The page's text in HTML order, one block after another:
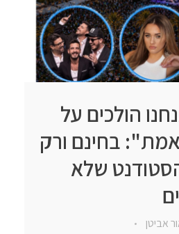
הולכים על
בחינם ורק
שלא
אביטן